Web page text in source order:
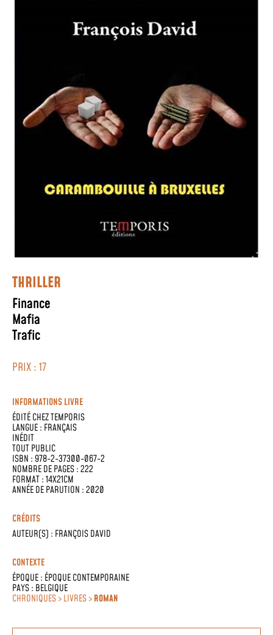
THRILLER
Finance
Mafia
Trafic
PRIX : 17
INFORMATIONS LIVRE
ÉDITÉ CHEZTEMPORIS
LANGUE : FRANÇAIS
INÉDIT
TOUT PUBLIC
ISBN : 978-2-37300-067-2
NOMBRE DE PAGES : 222
FORMAT : 14X21CM
ANNÉE DE PARUTION : 2020
CRÉDITS
AUTEUR(S) : FRANÇOIS DAVID
CONTEXTE
ÉPOQUE : ÉPOQUE CONTEMPORAINE
PAYS : BELGIQUE
CHRONIQUES > LIVRES >ROMAN